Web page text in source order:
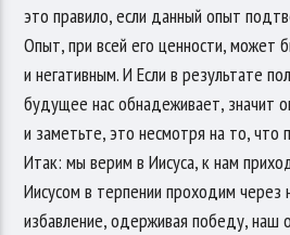
это правило, если данный опыт
Опыт, при всей его ценности, может
и негативным. И Если в результате
будущее нас обнадеживает, значит
и заметьте, это несмотря на то, что
Итак: мы верим в Иисуса, к нам
Иисусом в терпении проходим через
избавление, одерживая победу, наш